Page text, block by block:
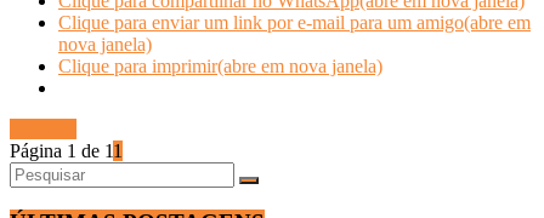
Clique para enviar um link por e-mail para um amigo(abre em
nova janela)
Clique para imprimir(abre em nova janela)
Página 1 de 11